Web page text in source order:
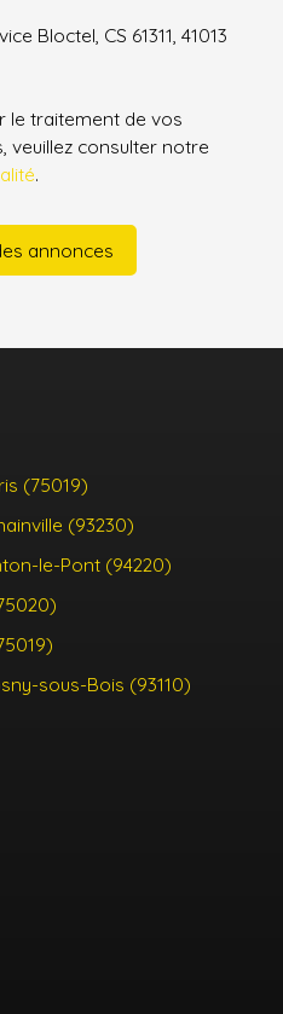
Bloctel, CS 61311, 41013
le traitement de vos
veuillez consulter notre
.
annonces
(75019)
(93230)
le-Pont (94220)
sous-Bois (93110)